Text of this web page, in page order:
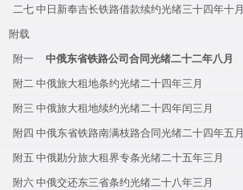
二七 中日新奉吉长铁路借款续约光绪三十四年十月
附载
附一
中俄东省铁路公司合同光绪二十二年八月
附二 中俄旅大租地条约光绪二十四年三月
附三 中俄旅大租地续约光绪二十四年闰三月
附四 中俄东省铁路南满枝路合同光绪二十四年五月
附五 中俄勘分旅大租界专条光绪二十五年三月
附六 中俄交还东三省条约光绪二十八年三月